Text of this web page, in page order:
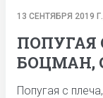
13 СЕНТЯБРЯ 2019
ПОПУГАЯ
БОЦМАН,
Попугая с